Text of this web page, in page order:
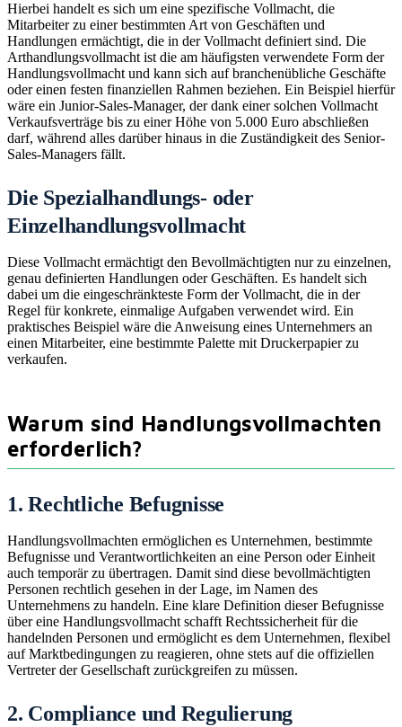
Hierbei handelt es sich um eine spezifische Vollmacht, die
Mitarbeiter zu einer bestimmten Art von Geschäften und
Handlungen ermächtigt, die in der Vollmacht definiert sind. Die
Arthandlungsvollmacht ist die am häufigsten verwendete Form der
Handlungsvollmacht und kann sich auf branchenübliche Geschäfte
oder einen festen finanziellen Rahmen beziehen. Ein Beispiel hierfür
wäre ein Junior-Sales-Manager, der dank einer solchen Vollmacht
Verkaufsverträge bis zu einer Höhe von 5.000 Euro abschließen
darf, während alles darüber hinaus in die Zuständigkeit des Senior-
Sales-Managers fällt.
Die Spezialhandlungs- oder
Einzelhandlungsvollmacht
Diese Vollmacht ermächtigt den Bevollmächtigten nur zu einzelnen,
genau definierten Handlungen oder Geschäften. Es handelt sich
dabei um die eingeschränkteste Form der Vollmacht, die in der
Regel für konkrete, einmalige Aufgaben verwendet wird. Ein
praktisches Beispiel wäre die Anweisung eines Unternehmers an
einen Mitarbeiter, eine bestimmte Palette mit Druckerpapier zu
verkaufen.
Warum sind Handlungsvollmachten
erforderlich?
1. Rechtliche Befugnisse
Handlungsvollmachten ermöglichen es Unternehmen, bestimmte
Befugnisse und Verantwortlichkeiten an eine Person oder Einheit
auch temporär zu übertragen. Damit sind diese bevollmächtigten
Personen rechtlich gesehen in der Lage, im Namen des
Unternehmens zu handeln. Eine klare Definition dieser Befugnisse
über eine Handlungsvollmacht schafft Rechtssicherheit für die
handelnden Personen und ermöglicht es dem Unternehmen, flexibel
auf Marktbedingungen zu reagieren, ohne stets auf die offiziellen
Vertreter der Gesellschaft zurückgreifen zu müssen.
2. Compliance und Regulierung